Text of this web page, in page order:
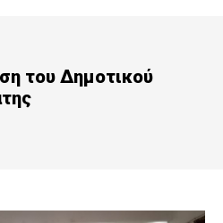
του Δημοτικού